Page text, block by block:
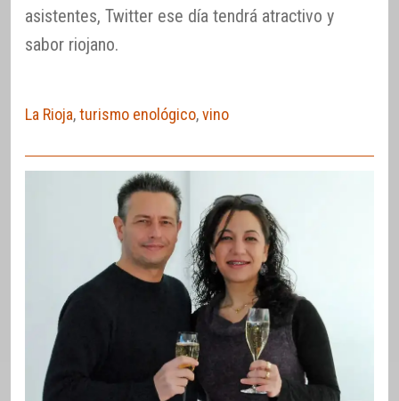
asistentes, Twitter ese día tendrá atractivo y
sabor riojano.
La Rioja,turismo enológico,vino